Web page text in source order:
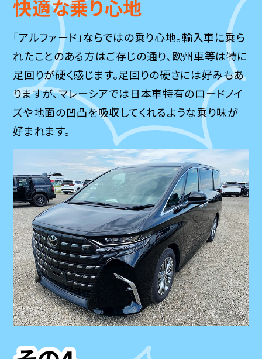
快適な乗り心地
「アルファード」ならではの乗り心地。輸入車に乗ら
れたことのある方はご存じの通り、欧州車等は特に
足回りが硬く感じます。足回りの硬さには好みもあ
りますが、マレーシアでは日本車特有のロードノイ
ズや地面の凹凸を吸収してくれるような乗り味が
好まれます。